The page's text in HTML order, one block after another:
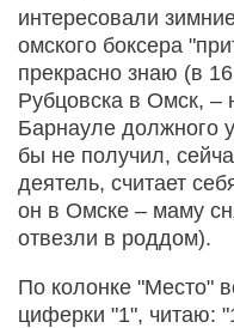
интересовали
омского боксера
прекрасно знаю (в
Рубцовска в Омск, –
Барнауле должного
бы не получил,
деятель, считает
он в Омске – маму
отвезли в роддом).
По колонке "Место"
циферки "1", читаю: